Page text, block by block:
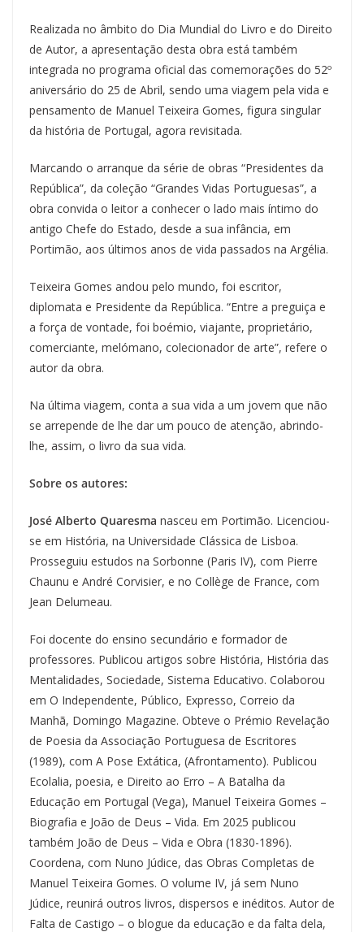
Realizada no âmbito do Dia Mundial do Livro e do Direito
de Autor, a apresentação desta obra está também
integrada no programa oficial das comemorações do 52º
aniversário do 25 de Abril, sendo uma viagem pela vida e
pensamento de Manuel Teixeira Gomes, figura singular
da história de Portugal, agora revisitada.
Marcando o arranque da série de obras “Presidentes da
República”, da coleção “Grandes Vidas Portuguesas”, a
obra convida o leitor a conhecer o lado mais íntimo do
antigo Chefe do Estado, desde a sua infância, em
Portimão, aos últimos anos de vida passados na Argélia.
Teixeira Gomes andou pelo mundo, foi escritor,
diplomata e Presidente da República. “Entre a preguiça e
a força de vontade, foi boémio, viajante, proprietário,
comerciante, melómano, colecionador de arte”, refere o
autor da obra.
Na última viagem, conta a sua vida a um jovem que não
se arrepende de lhe dar um pouco de atenção, abrindo-
lhe, assim, o livro da sua vida.
Sobre os autores:
José Alberto Quaresma nasceu em Portimão. Licenciou-
se em História, na Universidade Clássica de Lisboa.
Prosseguiu estudos na Sorbonne (Paris IV), com Pierre
Chaunu e André Corvisier, e no Collège de France, com
Jean Delumeau.
Foi docente do ensino secundário e formador de
professores. Publicou artigos sobre História, História das
Mentalidades, Sociedade, Sistema Educativo. Colaborou
em O Independente, Público, Expresso, Correio da
Manhã, Domingo Magazine. Obteve o Prémio Revelação
de Poesia da Associação Portuguesa de Escritores
(1989), com A Pose Extática, (Afrontamento). Publicou
Ecolalia, poesia, e Direito ao Erro – A Batalha da
Educação em Portugal (Vega), Manuel Teixeira Gomes –
Biografia e João de Deus – Vida. Em 2025 publicou
também João de Deus – Vida e Obra (1830-1896).
Coordena, com Nuno Júdice, das Obras Completas de
Manuel Teixeira Gomes. O volume IV, já sem Nuno
Júdice, reunirá outros livros, dispersos e inéditos. Autor de
Falta de Castigo – o blogue da educação e da falta dela,